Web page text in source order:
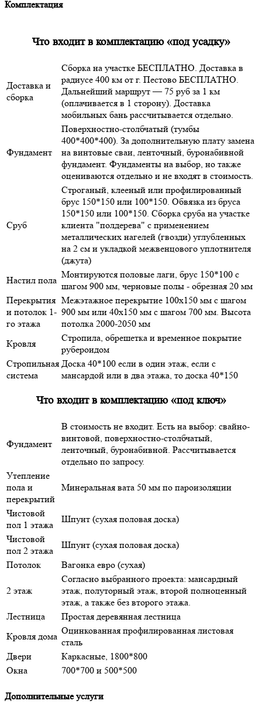
Комплектация
Что входит в комплектацию «под усадку»
Доставка и
сборка
Сборка на участке БЕСПЛАТНО. Доставка в
радиусе 400 км от г. Пестово БЕСПЛАТНО.
Дальнейший маршрут — 75 руб за 1 км
(оплачивается в 1 сторону). Доставка
мобильных бань рассчитывается отдельно.
Фундамент
Поверхностно-столбчатый (тумбы
400*400*400). За дополнительную плату замена
на винтовые сваи, ленточный, буронабивной
фундамент. Фундаменты на выбор, но также
оцениваются отдельно и не входят в стоимость.
Сруб
Строганый, клееный или профилированный
брус 150*150 или 100*150. Обвязка из бруса
150*150 или 100*150. Сборка сруба на участке
клиента "полдерева" с применением
металлических нагелей (гвозди) углубленных
на 2 см и укладкой межвенцового уплотнителя
(джута)
Настил пола
Монтируются половые лаги, брус 150*100 с
шагом 900 мм, черновые полы - обрезная 20 мм
Перекрытия
и потолок 1-
го этажа
Межэтажное перекрытие 100х150 мм с шагом
900 мм или 40х150 мм с шагом 700 мм. Высота
потолка 2000-2050 мм
Кровля
Стропила, обрешетка и временное покрытие
рубероидом
Стропильная
система
Доска 40*100 если в один этаж, если с
мансардой или в два этажа, то доска 40*150
Что входит в комплектацию «под ключ»
Фундамент
В стоимость не входит. Есть на выбор: свайно-
винтовой, поверхностно-столбчатый,
ленточный, буронабивной. Рассчитывается
отдельно по запросу.
Утепление
пола и
перекрытий
Минеральная вата 50 мм по пароизоляции
Чистовой
пол 1 этажа
Шпунт (сухая половая доска)
Чистовой
пол 2 этажа
Шпунт (сухая половая доска)
Потолок
Вагонка евро (сухая)
2 этаж
Согласно выбранного проекта: мансардный
этаж, полуторный этаж, второй полноценный
этаж, а также без второго этажа.
Лестница
Простая деревянная лестница
Кровля дома
Оцинкованная профилированная листовая
сталь
Двери
Каркасные, 1800*800
Окна
700*700 и 500*500
Дополнительные услуги